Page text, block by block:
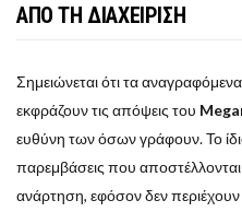
ΑΠΟ ΤΗ ΔΙΑΧΕΙΡΙΣΗ
Σημειώνεται ότι τα
εκφράζουν τις απόψεις του
ευθύνη των όσων γράφουν. Το
παρεμβάσεις που
ανάρτηση, εφόσον δεν